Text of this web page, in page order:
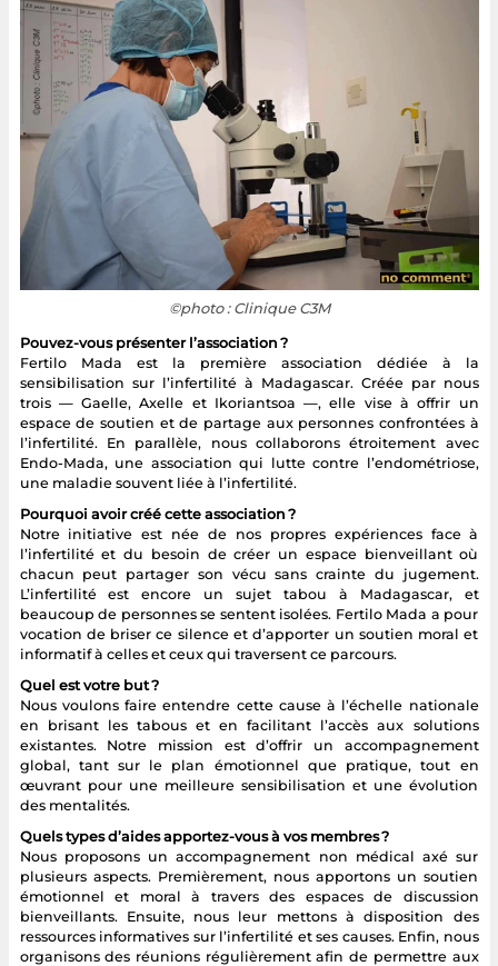
©photo : Clinique C3M
Pouvez-vous présenter l’association ?
Fertilo Mada est la première association dédiée à la
sensibilisation sur l’infertilité à Madagascar. Créée par nous
trois — Gaelle, Axelle et Ikoriantsoa —, elle vise à offrir un
espace de soutien et de partage aux personnes confrontées à
l’infertilité. En parallèle, nous collaborons étroitement avec
Endo-Mada, une association qui lutte contre l’endométriose,
une maladie souvent liée à l’infertilité.
Pourquoi avoir créé cette association ?
Notre initiative est née de nos propres expériences face à
l’infertilité et du besoin de créer un espace bienveillant où
chacun peut partager son vécu sans crainte du jugement.
L’infertilité est encore un sujet tabou à Madagascar, et
beaucoup de personnes se sentent isolées. Fertilo Mada a pour
vocation de briser ce silence et d’apporter un soutien moral et
informatif à celles et ceux qui traversent ce parcours.
Quel est votre but ?
Nous voulons faire entendre cette cause à l’échelle nationale
en brisant les tabous et en facilitant l’accès aux solutions
existantes. Notre mission est d’offrir un accompagnement
global, tant sur le plan émotionnel que pratique, tout en
œuvrant pour une meilleure sensibilisation et une évolution
des mentalités.
Quels types d’aides apportez-vous à vos membres ?
Nous proposons un accompagnement non médical axé sur
plusieurs aspects. Premièrement, nous apportons un soutien
émotionnel et moral à travers des espaces de discussion
bienveillants. Ensuite, nous leur mettons à disposition des
ressources informatives sur l’infertilité et ses causes. Enfin, nous
organisons des réunions régulièrement afin de permettre aux